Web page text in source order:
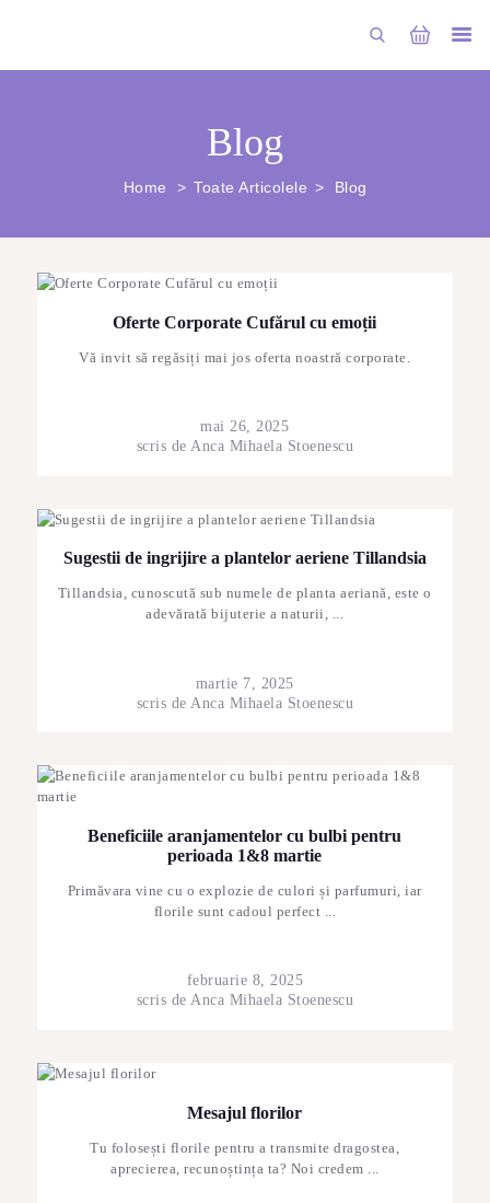
Blog
Home Toate Articolele Blog
BUCHETE PERSONALIZATE
BOTEZ
BUCHETE FLORI
ARANJAMENTE
ACCESORII FLORALE
SĂRBĂTORI
PLANTE AERIENE
ARTICOLE
Oferte Corporate Cufărul cu emoții
Vă invit să regăsiți mai jos oferta noastră corporate.
mai 26, 2025
scris deAnca Mihaela Stoenescu
Sugestii de ingrijire a plantelor aeriene Tillandsia
Tillandsia, cunoscută sub numele de planta aeriană, este o
adevărată bijuterie a naturii, ...
martie 7, 2025
scris de Anca Mihaela Stoenescu
Beneficiile aranjamentelor cu bulbi pentru
perioada 1&8 martie
Primăvara vine cu o explozie de culori și parfumuri, iar
florile sunt cadoul perfect ...
februarie 8, 2025
scris deAnca Mihaela Stoenescu
Mesajul florilor
Tu folosești florile pentru a transmite dragostea,
aprecierea, recunoștința ta? Noi credem ...